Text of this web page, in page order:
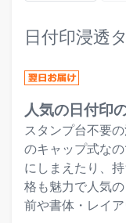
日付印浸透
人気の日付印
スタンプ台不要
のキャップ式な
にしまえたり、
格も魅力で人気
前や書体・レイ